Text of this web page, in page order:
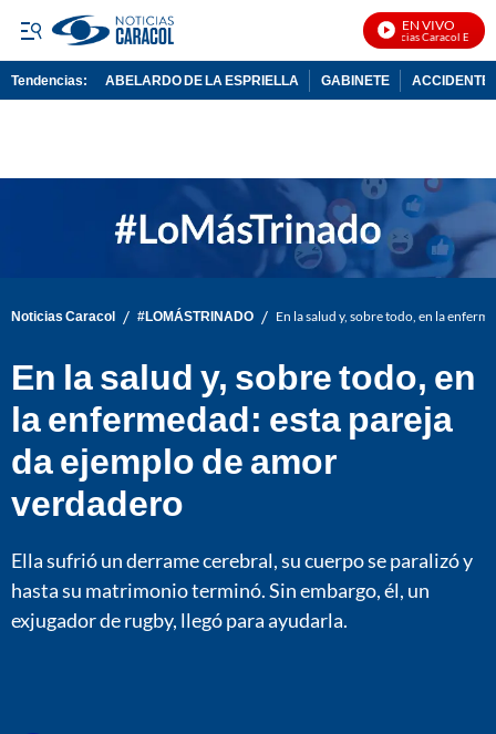
EN VIVO
Noticias Caracol En Vivo
Tendencias: ABELARDO DE LA ESPRIELLA GABINETE ACCIDENTE
Noticias Caracol / #LOMÁSTRINADO / En la salud y, sobre todo, en la
En la salud y, sobre todo, en
la enfermedad: esta pareja
da ejemplo de amor
verdadero
Ella sufrió un derrame cerebral, su cuerpo se paralizó y
hasta su matrimonio terminó. Sin embargo, él, un
exjugador de rugby, llegó para ayudarla.